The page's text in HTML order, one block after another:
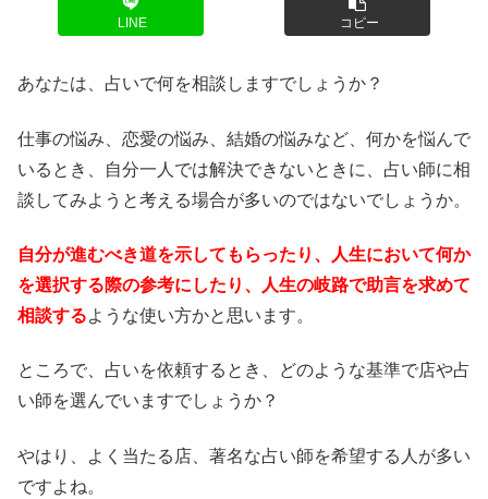
LINE コピー
あなたは、占いで何を相談しますでしょうか？
仕事の悩み、恋愛の悩み、結婚の悩みなど、何かを悩んで
いるとき、自分一人では解決できないときに、占い師に相
談してみようと考える場合が多いのではないでしょうか。
自分が進むべき道を示してもらったり、人生において何か
を選択する際の参考にしたり、人生の岐路で助言を求めて
相談するような使い方かと思います。
ところで、占いを依頼するとき、どのような基準で店や占
い師を選んでいますでしょうか？
やはり、よく当たる店、著名な占い師を希望する人が多い
ですよね。